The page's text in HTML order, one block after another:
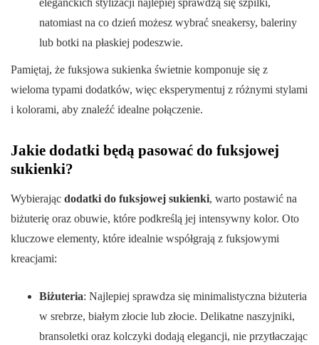
eleganckich stylizacji najlepiej sprawdzą się szpilki,
natomiast na co dzień możesz wybrać sneakersy, baleriny
lub botki na płaskiej podeszwie.
Pamiętaj, że fuksjowa sukienka świetnie komponuje się z
wieloma typami dodatków, więc eksperymentuj z różnymi stylami
i kolorami, aby znaleźć idealne połączenie.
Jakie dodatki będą pasować do fuksjowej
sukienki?
Wybierając dodatki do fuksjowej sukienki, warto postawić na
biżuterię oraz obuwie, które podkreślą jej intensywny kolor. Oto
kluczowe elementy, które idealnie współgrają z fuksjowymi
kreacjami:
Biżuteria: Najlepiej sprawdza się minimalistyczna biżuteria
w srebrze, białym złocie lub złocie. Delikatne naszyjniki,
bransoletki oraz kolczyki dodają elegancji, nie przytłaczając